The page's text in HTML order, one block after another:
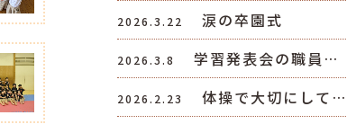
2026.3.22 涙の卒園式
2026.3.8 学習発表会の職員…
2026.2.23 体操で大切にして…